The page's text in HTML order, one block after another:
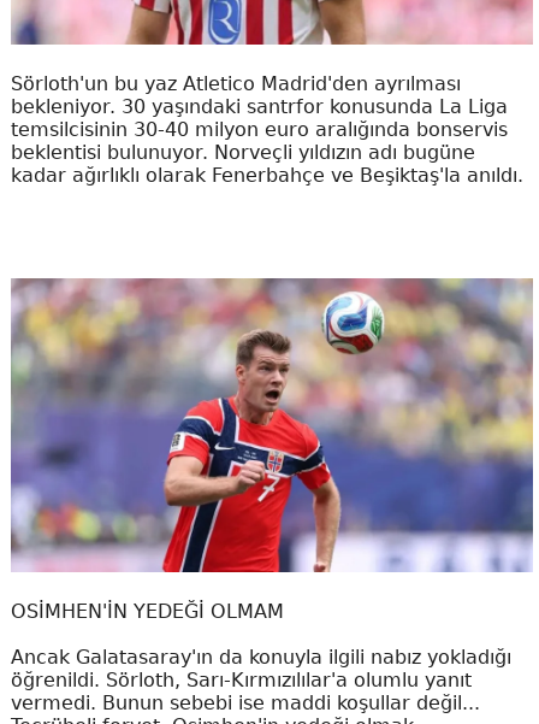
Sörloth'un bu yaz Atletico Madrid'den ayrılması
bekleniyor. 30 yaşındaki santrfor konusunda La Liga
temsilcisinin 30-40 milyon euro aralığında bonservis
beklentisi bulunuyor. Norveçli yıldızın adı bugüne
kadar ağırlıklı olarak Fenerbahçe ve Beşiktaş'la anıldı.
OSİMHEN'İN YEDEĞİ OLMAM
Ancak Galatasaray'ın da konuyla ilgili nabız yokladığı
öğrenildi. Sörloth, Sarı-Kırmızılılar'a olumlu yanıt
vermedi. Bunun sebebi ise maddi koşullar değil...